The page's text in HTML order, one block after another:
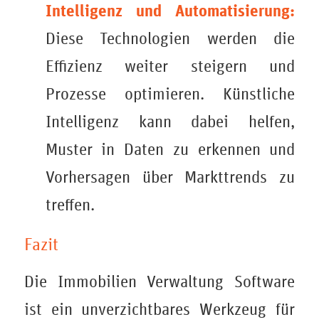
Intelligenz und Automatisierung:
Diese Technologien werden die
Effizienz weiter steigern und
Prozesse optimieren. Künstliche
Intelligenz kann dabei helfen,
Muster in Daten zu erkennen und
Vorhersagen über Markttrends zu
treffen.
Fazit
Die Immobilien Verwaltung Software
ist ein unverzichtbares Werkzeug für